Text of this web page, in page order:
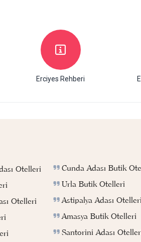
Erciyes Rehberi
Otelleri
Otelleri
Cunda Adası Butik
Urla Butik Otelleri
Astipalya Adası
Amasya Butik Otelleri
Santorini Adası